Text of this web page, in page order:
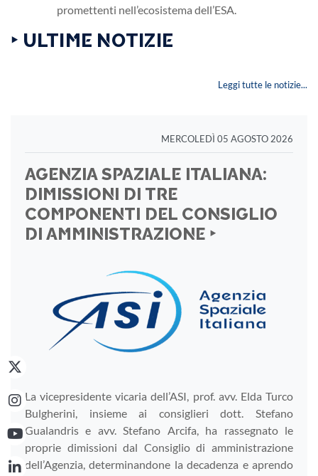
promettenti nell’ecosistema dell’ESA.
‣ ULTIME NOTIZIE
Leggi tutte le notizie...
MERCOLEDÌ 05 AGOSTO 2026
AGENZIA SPAZIALE ITALIANA:
DIMISSIONI DI TRE
COMPONENTI DEL CONSIGLIO
DI AMMINISTRAZIONE ‣
La vicepresidente vicaria dell’ASI, prof. avv. Elda Turco
Bulgherini, insieme ai consiglieri dott. Stefano
Gualandris e avv. Stefano Arcifa, ha rassegnato le
proprie dimissioni dal Consiglio di amministrazione
dell’Agenzia, determinandone la decadenza e aprendo